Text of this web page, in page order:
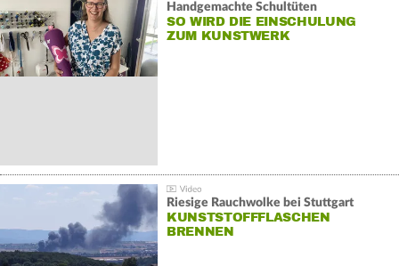
Handgemachte Schultüten
SO WIRD DIE EINSCHULUNG
ZUM KUNSTWERK
Riesige Rauchwolke bei Stuttgart
KUNSTSTOFFFLASCHEN
BRENNEN